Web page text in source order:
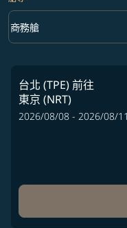
艙等 option 商務艙 Selected
商務艙
keyboard_arrow_down
台北 (TPE)前往
東京 (NRT)
2026/08/08 - 2026/08/11